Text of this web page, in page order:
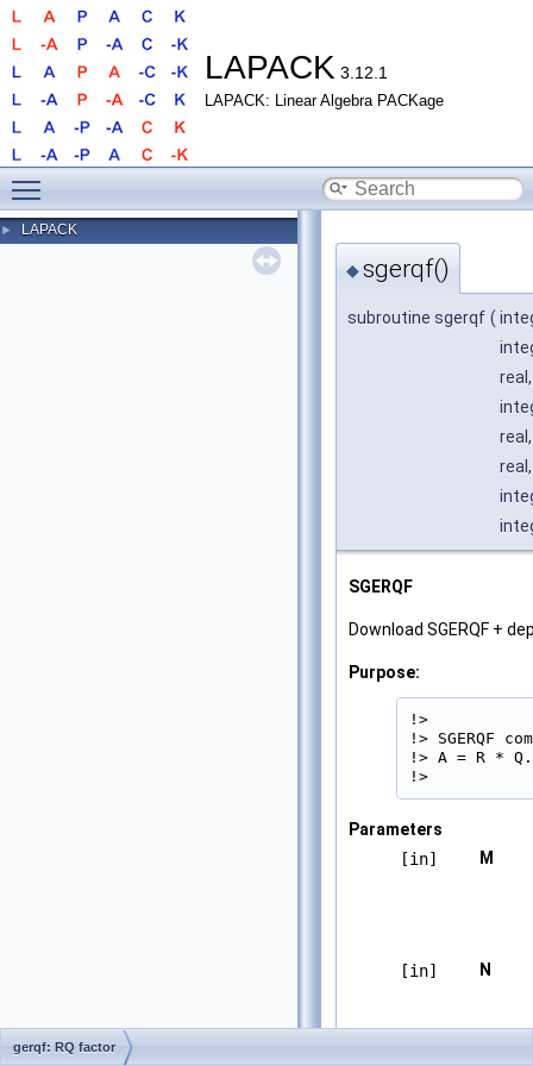
LAPACK 3.12.1
LAPACK: Linear Algebra PACKage
► LAPACK
◆sgerqf()
subroutine sgerqf (
SGERQF
Download SGERQF +
Purpose:
!>
!> SGERQF
!> A = R * Q.
!>
Parameters
[in]
M
[in] N
gerqf: RQ factor